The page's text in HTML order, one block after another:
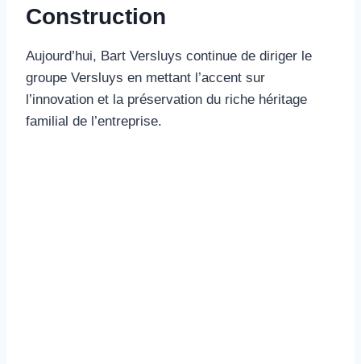
Construction
Aujourd’hui, Bart Versluys continue de diriger le
groupe Versluys en mettant l’accent sur
l’innovation et la préservation du riche héritage
familial de l’entreprise.